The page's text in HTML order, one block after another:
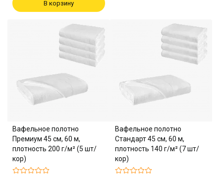
В корзину
Вафельное полотно
Премиум 45 см, 60 м,
плотность 200 г/м² (5 шт/
кор)
Вафельное полотно
Стандарт 45 см, 60 м,
плотность 140 г/м² (7 шт/
кор)